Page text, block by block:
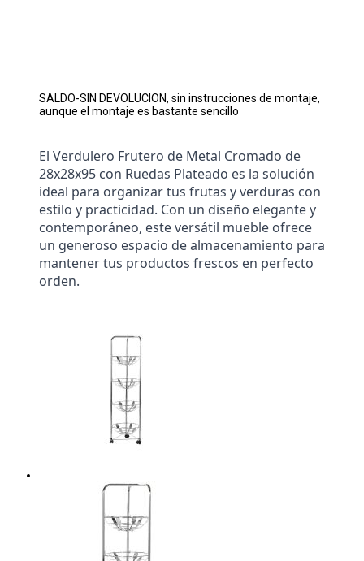
SALDO-SIN DEVOLUCION, sin instrucciones de montaje,
aunque el montaje es bastante sencillo
El Verdulero Frutero de Metal Cromado de
28x28x95 con Ruedas Plateado es la solución
ideal para organizar tus frutas y verduras con
estilo y practicidad. Con un diseño elegante y
contemporáneo, este versátil mueble ofrece
un generoso espacio de almacenamiento para
mantener tus productos frescos en perfecto
orden.